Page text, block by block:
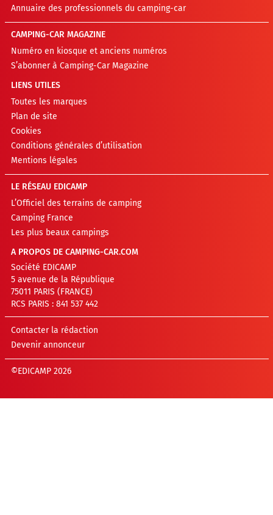
Annuaire des professionnels du camping-car
CAMPING-CAR MAGAZINE
Numéro en kiosque et anciens numéros
S’abonner à Camping-Car Magazine
LIENS UTILES
Toutes les marques
Plan de site
Cookies
Conditions générales d’utilisation
Mentions légales
LE RÉSEAU EDICAMP
L’Officiel des terrains de camping
Camping France
Les plus beaux campings
A PROPOS DE CAMPING-CAR.COM
Société EDICAMP
5 avenue de la République
75011 PARIS (FRANCE)
RCS PARIS : 841 537 442
Contacter la rédaction
Devenir annonceur
©EDICAMP 2026